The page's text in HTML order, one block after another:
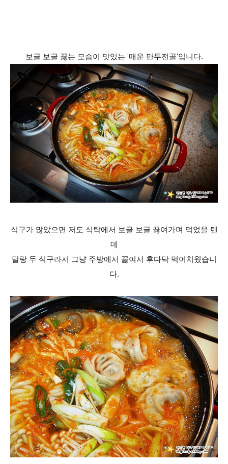
보글 보글 끓는 모습이 맛있는 '매운 만두전골'입니다.
식구가 많았으면 저도 식탁에서 보글 보글 끓여가며 먹었을 텐
데
달랑 두 식구라서 그냥 주방에서 끓여서 후다닥 먹어치웠습니
다.